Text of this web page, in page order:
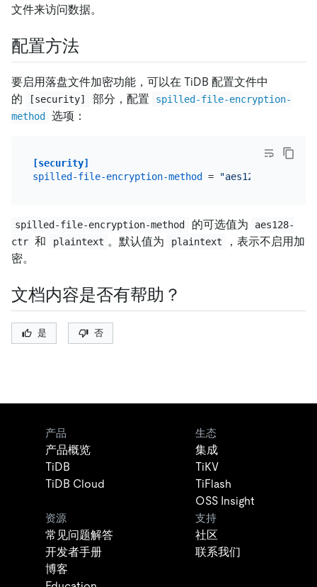
文件来访问数据。
配置方法
要启用落盘文件加密功能，可以在 TiDB 配置文件中
的
[security] 部分，配置
spilled-file-encryption-
method
选项：
[security]
spilled-file-encryption-method = "aes128-ctr"
spilled-file-encryption-method 的可选值为
aes128-
ctr 和 plaintext 。默认值为 plaintext
，表示不启用加
密。
文档内容是否有帮助？
是 否
产品
产品概览
TiDB
TiDB Cloud
生态
集成
TiKV
TiFlash
OSS Insight
资源
常见问题解答
开发者手册
博客
支持
社区
联系我们